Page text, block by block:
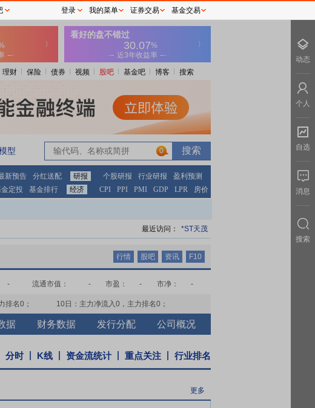
理财 保险 债券 视频 股吧 基金吧 博客 搜索
型 0
0
新预告 分红送配 研报 个股研报 行业研报
盈利预测
定投 基金排行 经济 CPI PPI PMI GDP LPR 房价
最近访问： *ST天茂
行情 股吧 资讯 F10
- 流通市值： - 市盈： - 市净： -
排名0 ； 10日：主力净流入0 ，主力排名0 ；
据 财务数据 发行分配 公司概况
分时 K线 资金流统计 重点关注 行业排名
更多
登录 我的菜单 证券交易 基金交易
动态
个人
自选
消息
搜索